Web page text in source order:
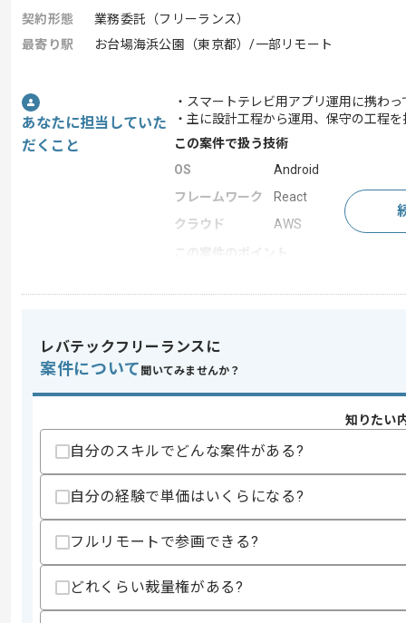
契約形態
業務委託（フリーランス）
最寄り駅
お台場海浜公園（東京都）/一部リモート
あなたに担当していた
だくこと
・スマートテレビ用アプリ運用に携わ
・主に設計工程から運用、保守の工程
この案件で扱う技術
OS
Android
フレームワーク
React
クラウド
AWS
スキル
求めるスキル
・Androidアプリのネイティブでの開発
・iOSアプリのネイティブでの開発経験
・下記を用いた実務経験(3年以上)
‐CSS
‐JavaScript
歓迎スキル
・AWSインフラの知見
・テレビデバイスでの運用経験
レバテックフリーランスに
案件について 聞いてみませんか？
知りたい
自分のスキルでどんな案件がある?
自分の経験で単価はいくらになる?
フルリモートで参画できる?
どれくらい裁量権がある?